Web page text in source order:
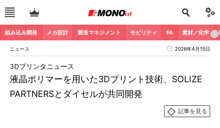
組み込み開発 メカ設計 製造マネジメント モビリティ FA 素材／化学
ニュース 2026年4月15日
液晶ポリマーを用いた3Dプリント技術、SOLIZE
PARTNERSとダイセルが共同開発
3Dプリンタニュース
記事を見る